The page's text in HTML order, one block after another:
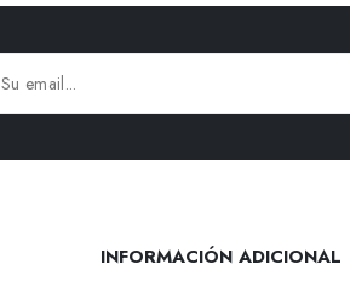
INFORMACIÓN ADICIONAL